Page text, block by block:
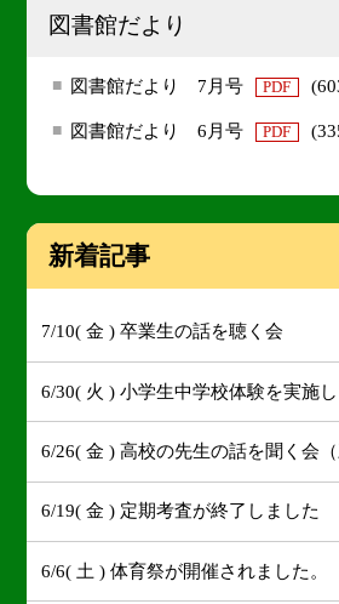
図書館だより
図書館だより 7月号 PDF
図書館だより 6月号 PDF
新着記事
7/10( 金 ) 卒業生の話を聴く会
6/30( 火 ) 小学生中学校体験を実施し
6/26( 金 ) 高校の先生の話を聞く会（
6/19( 金 ) 定期考査が終了しました
6/6( 土 ) 体育祭が開催されました。